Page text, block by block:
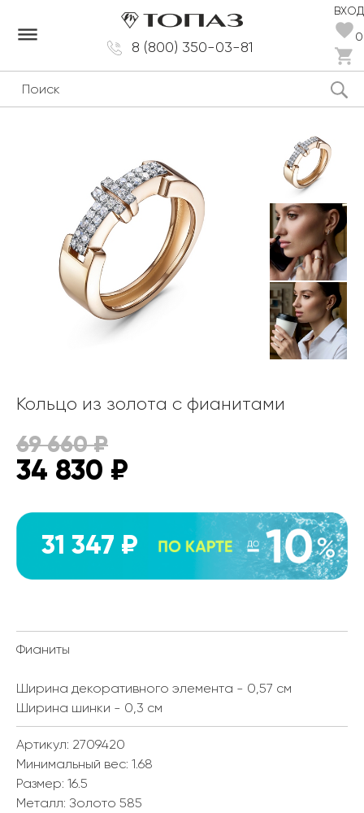
8 (800) 350-03-81
ВХОД
0
dehaze
Кольцо из золота с фианитами
69 660₽
34 830 ₽
31 347 ₽
Фианиты
Ширина декоративного элемента - 0,57 см
Ширина шинки - 0,3 см
Артикул: 2709420
Минимальный вес: 1.68
Размер: 16.5
Металл: Золото 585